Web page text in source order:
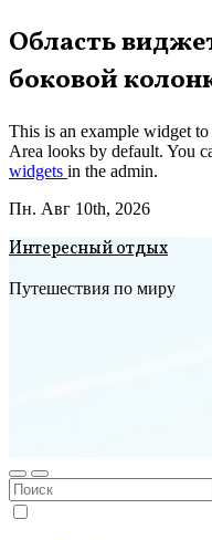
Перейти
к
содержимому
Область
боковой
This is an example widget
Area looks by default. You
widgets in the admin.
Пн. Авг 10th, 2026
Интересный отдых
Путешествия по миру